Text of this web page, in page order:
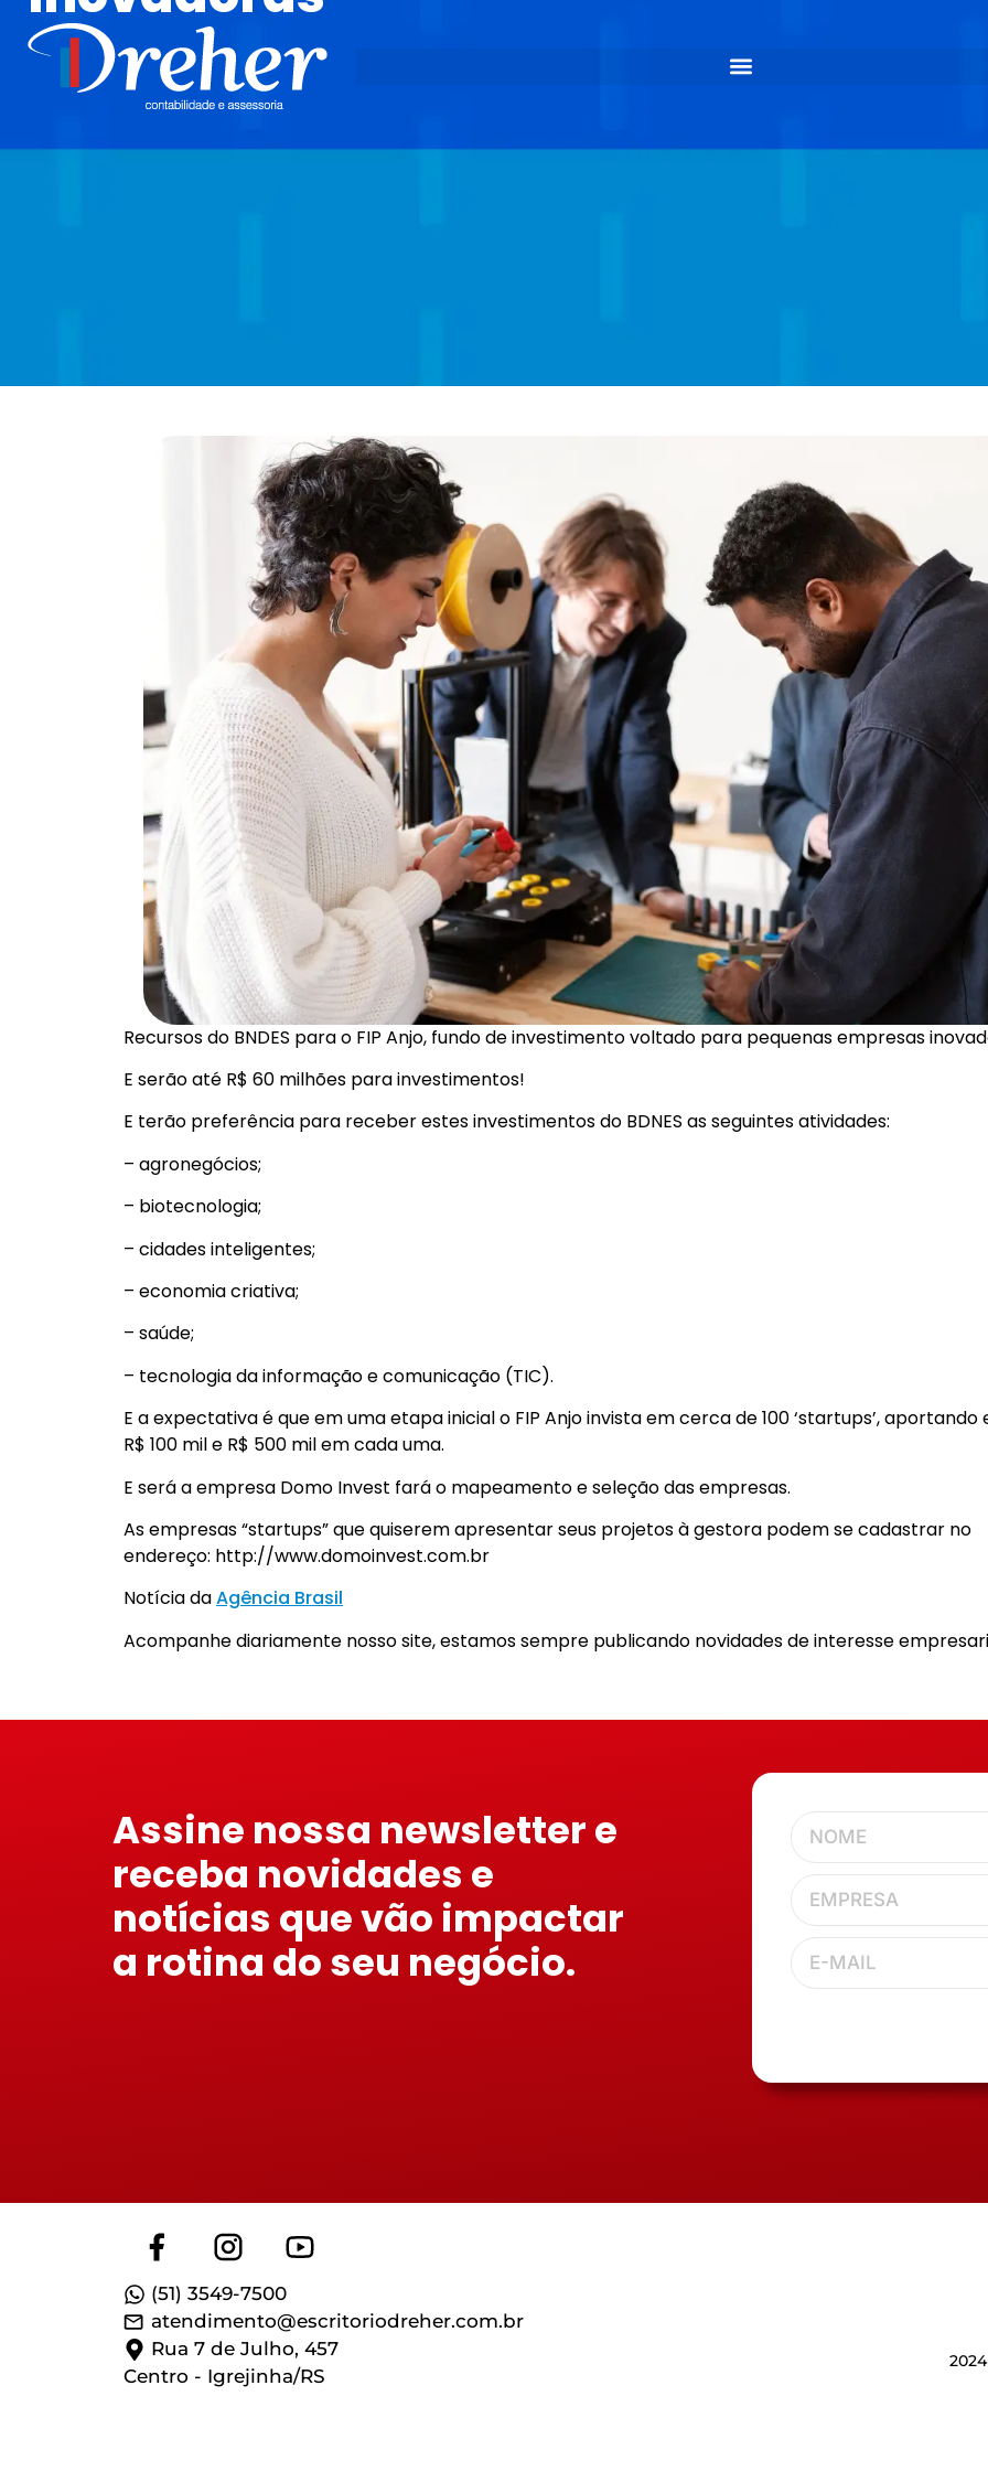
Recursos do BNDES para o FIP Anjo, fundo de investimento voltado para pequenas empresas
E serão até R$ 60 milhões para investimentos!
E terão preferência para receber estes investimentos do BDNES as seguintes atividades:
– agronegócios;
– biotecnologia;
– cidades inteligentes;
– economia criativa;
– saúde;
– tecnologia da informação e comunicação (TIC).
E a expectativa é que em uma etapa inicial o FIP Anjo invista em cerca de 100 ‘startups’, aportando
R$ 100 mil e R$ 500 mil em cada uma.
E será a empresa Domo Invest fará o mapeamento e seleção das empresas.
As empresas “startups” que quiserem apresentar seus projetos à gestora podem se cadastrar no
endereço: http://www.domoinvest.com.br
Notícia daAgência Brasil
Acompanhe diariamente nosso site, estamos sempre publicando novidades de interesse
Assine nossa newsletter e
receba novidades e
notícias que vão impactar
a rotina do seu negócio.
(51) 3549-7500
atendimento@escritoriodreher.com.br
Rua 7 de Julho, 457
Centro - Igrejinha/RS